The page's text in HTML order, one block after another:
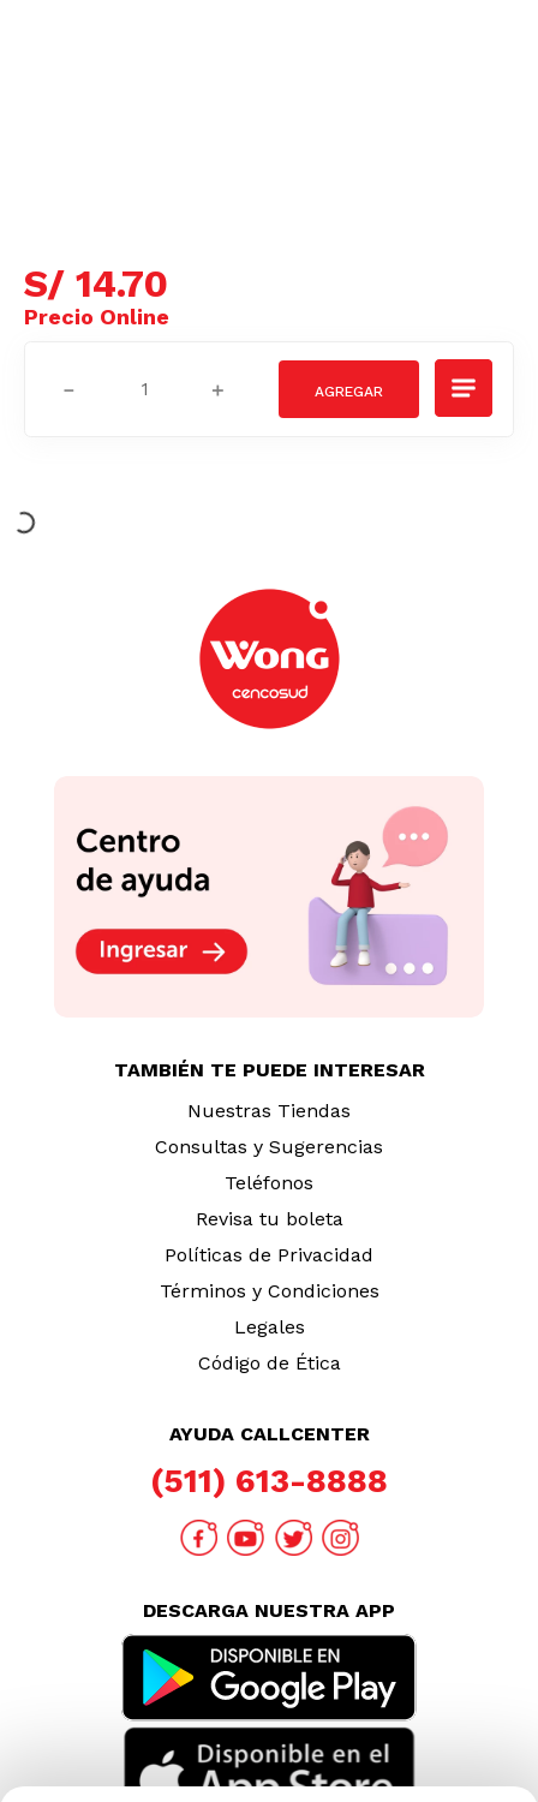
S/ 14.70
＋
－
TAMBIÉN TE PUEDE INTERESAR
Nuestras Tiendas
Consultas y Sugerencias
Teléfonos
Revisa tu boleta
Políticas de Privacidad
Términos y Condiciones
Legales
Código de Ética
AYUDA CALLCENTER
(511) 613-8888
DESCARGA NUESTRA APP